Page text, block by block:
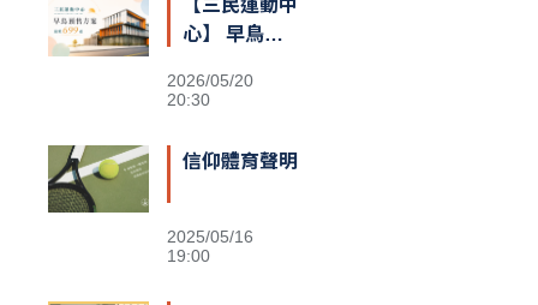
【三民運動中
心】 早鳥預
2026/05/20
20:30
信仰體育聲明
2025/05/16
19:00